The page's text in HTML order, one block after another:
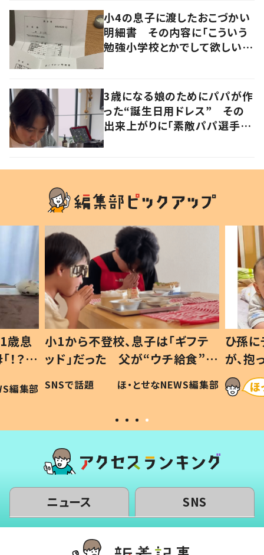
小4の息子に渡したおこづかい
明細書 その内容に「こういう
勉強小学校とかでして欲しい」
3歳になる娘のためにパパが作
った“誕生日用ドレス” その
出来上がりに「素敵パパ選手権
歳息
？」
編集部
小1から不登校、息子は「ギフテ
ッド」だった 父が“ウチ給食”を
作り続ける理由とは #令和の親
#令和の子
SNSで話題 ほ・とせなNEWS編集部
ひ孫
が、
「涙が
い」
ニュース SNS